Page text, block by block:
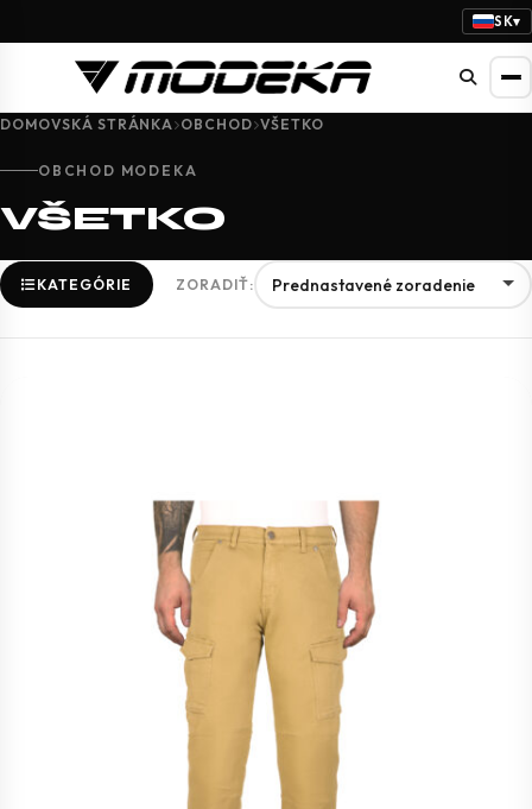
SK▾
DOMOVSKÁ STRÁNKA OBCHOD VŠETKO
OBCHOD MODEKA
VŠETKO
KATEGÓRIE ZORADIŤ: